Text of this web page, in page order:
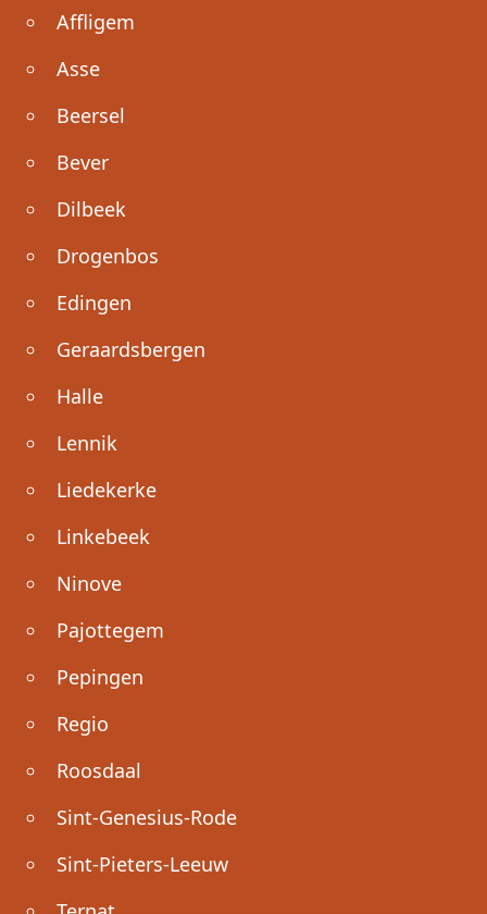
Affligem
Asse
Beersel
Bever
Dilbeek
Drogenbos
Edingen
Geraardsbergen
Halle
Lennik
Liedekerke
Linkebeek
Ninove
Pajottegem
Pepingen
Regio
Roosdaal
Sint-Genesius-Rode
Sint-Pieters-Leeuw